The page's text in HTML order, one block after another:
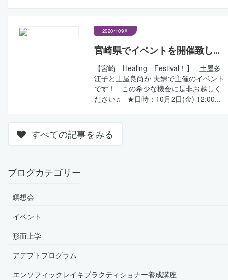
2020年09月
宮崎県でイベントを開催致し...
【宮崎 Healing Festival！】 土屋多
江子と土屋良尚が 夫婦で主催のイベント
です！ この希少な機会に是非お越しく
ださい♫ ★日時：10月2日(金) 12:00...
すべての記事をみる
ブログカテゴリー
瞑想会
イベント
形而上学
アデプトプログラム
エンソフィックレイキプラクティショナー養成講座